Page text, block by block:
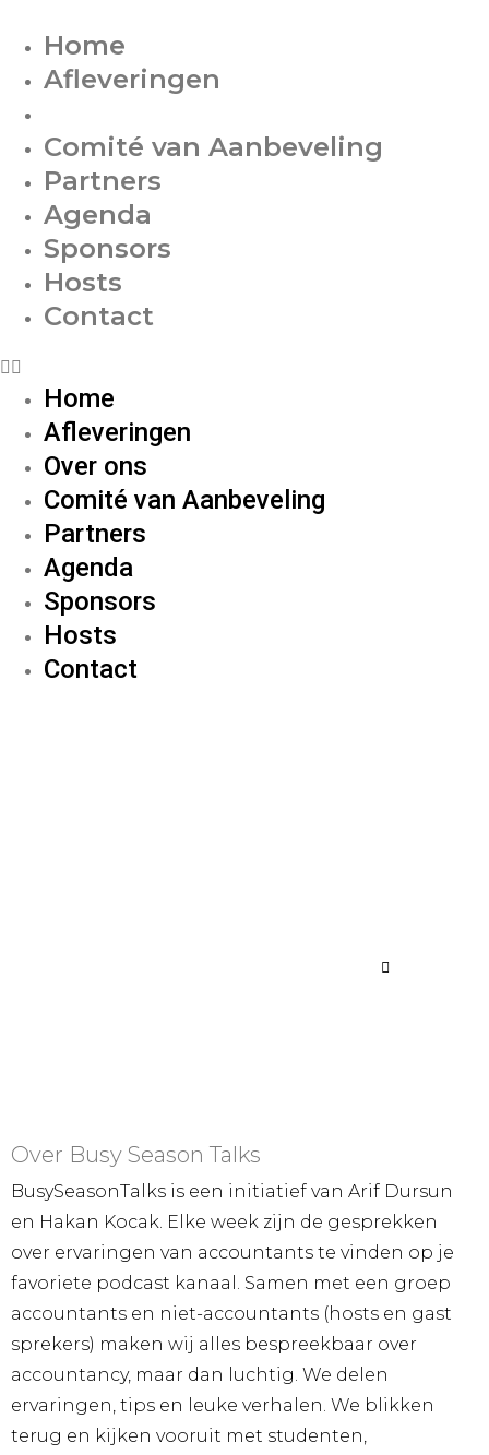
Home
Afleveringen
Comité van Aanbeveling
Partners
Agenda
Sponsors
Hosts
Contact
Home
Afleveringen
Over ons
Comité van Aanbeveling
Partners
Agenda
Sponsors
Hosts
Contact
Over Busy Season Talks
BusySeasonTalks is een initiatief van Arif Dursun
en Hakan Kocak. Elke week zijn de gesprekken
over ervaringen van accountants te vinden op je
favoriete podcast kanaal. Samen met een groep
accountants en niet-accountants (hosts en gast
sprekers) maken wij alles bespreekbaar over
accountancy, maar dan luchtig. We delen
ervaringen, tips en leuke verhalen. We blikken
terug en kijken vooruit met studenten,